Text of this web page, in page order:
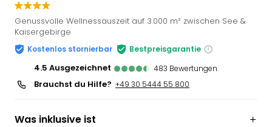
Genussvolle Wellnessauszeit auf 3.000 m² zwischen See &
Kaisergebirge
Kostenlos stornierbar Bestpreisgarantie
4.5 ausgezeichnet 483 Bewertungen
Brauchst du Hilfe? +49 30 5444 55 800
Was inklusive ist